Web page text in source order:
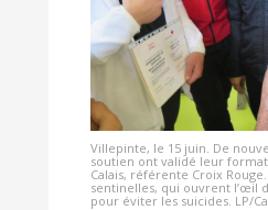
Villepinte, le 15 juin. De
soutien ont validé leur
Calais, référente Croix
sentinelles, qui ouvrent l’œil
pour éviter les suicides. LP/